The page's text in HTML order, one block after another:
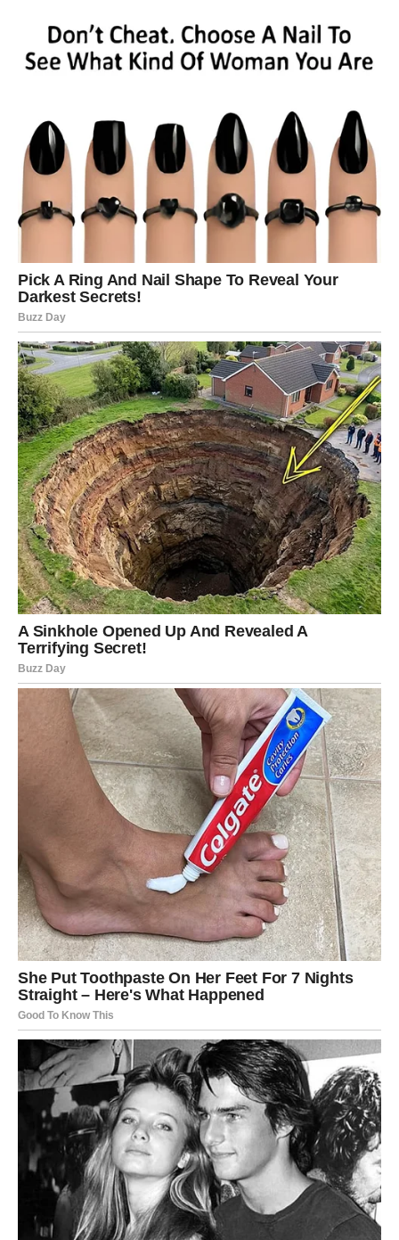
karata.
Poslije mnogo tuge dolazi osoba koja vam vraća vjeru u
Sudbina vam šalje emocije koje liječe
srce
Pred vama su veoma nježni i romantični trenuci.
LAV
Lavovima dolazi mnogo pažnje i komplimenata.
Jedna osoba sada ne može sakriti koliko je očarana vama.
Ljubav vam podiže raspoloženje
Pred vama su veoma romantični trenuci.
DJEVICA
Pred vama su trenuci tokom kojih više nećete moći
skrivati emocije.
kontrolisati.
Srce bira iskreno i bez straha
Pred vama su veoma posebni trenuci.
VAGA
Karte vam donose veoma romantičan i sudbinski period.
Ako ste slobodni, moguće je poznanstvo koje djeluje kao
da je zapisano u kartama sudbine.
Upoznajete svoju srodnu dušu
Pred vama su trenuci koje ćete dugo pamtiti.